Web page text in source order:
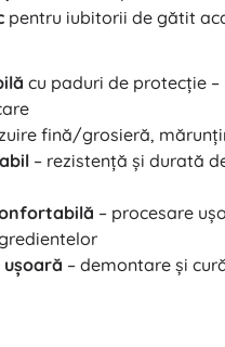
pentru iubitorii de gătit
cu paduri de protecție –
fină/grosieră,
– rezistență și durată
– procesare
– demontare și